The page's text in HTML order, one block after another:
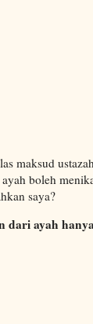
maksud
boleh
saya?
dari ayah